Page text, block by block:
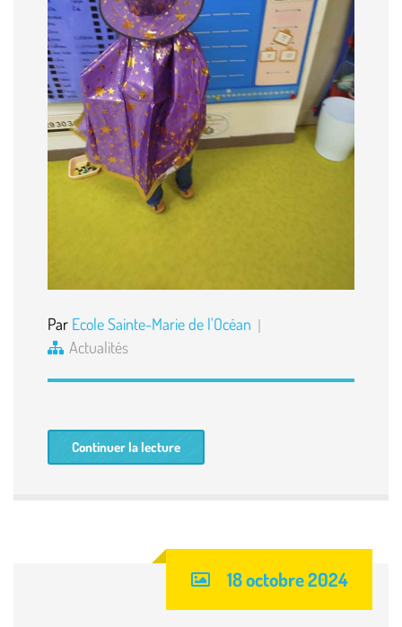
Par Ecole Sainte-Marie de l'Océan
Actualités
Continuer la lecture
18 octobre 2024